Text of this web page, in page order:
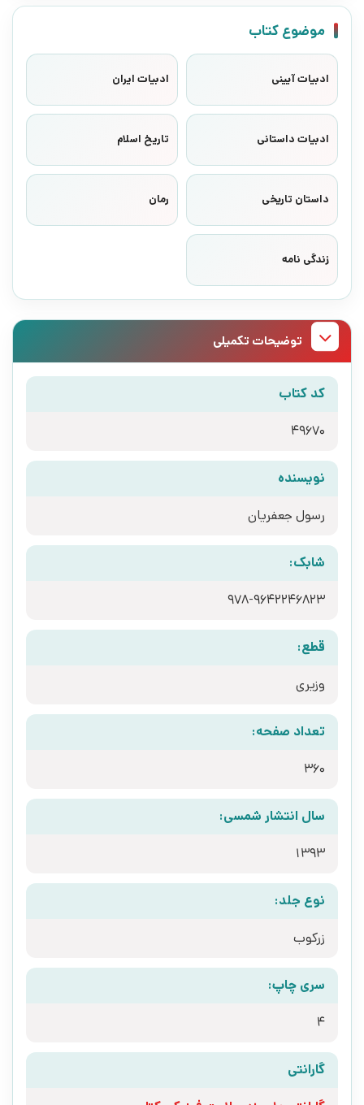
موضوع کتاب
ادبیات آیینی ادبیات ایران
ادبیات داستانی تاریخ اسلام
داستان تاریخی رمان
زندگی نامه
توضیحات تکمیلی
کد کتاب
49670
نویسنده
رسول جعفریان
شابک:
978-9642246823
قطع:
وزیری
تعداد صفحه:
360
سال انتشار شمسی:
1393
نوع جلد:
زرکوب
سری چاپ:
4
گارانتی